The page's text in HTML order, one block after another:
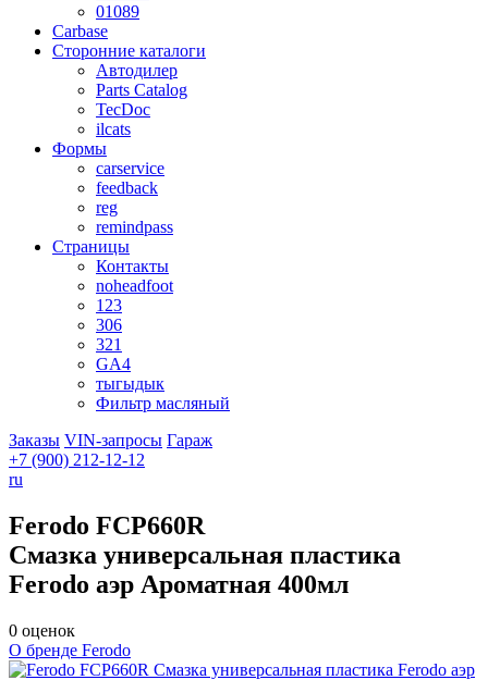
01089
Carbase
Сторонние каталоги
Автодилер
Parts Catalog
TecDoc
ilcats
Формы
carservice
feedback
reg
remindpass
Страницы
Контакты
noheadfoot
123
306
321
GA4
тыгыдык
Фильтр масляный
Заказы VIN-запросы Гараж
+7 (900) 212-12-12
ru
Ferodo FCP660R
Смазка универсальная пластика
Ferodo аэр Ароматная 400мл
0 оценок
О бренде Ferodo